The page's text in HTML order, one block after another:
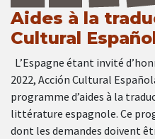
Aides à la
Cultural
L’Espagne étant invité
2022, Acción Cultural
programme d’aides à la
littérature espagnole. Ce
dont les demandes doivent